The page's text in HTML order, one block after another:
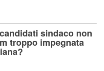
sindaco non
troppo impegnata